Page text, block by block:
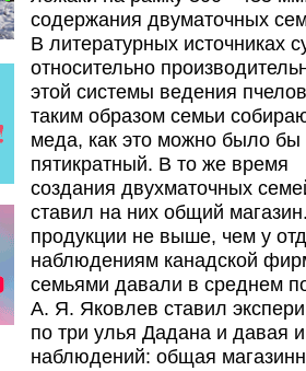
содержания двуматочных
В литературных источниках
относительно
этой системы ведения
таким образом семьи
меда, как это можно было
пятикратный. В то
создания двухматочных
ставил на них общий
продукции не выше, чем у
наблюдениям канадской
семьями давали в среднем
А. Я. Яковлев ставил
по три улья Дадана и давая
наблюдений: общая